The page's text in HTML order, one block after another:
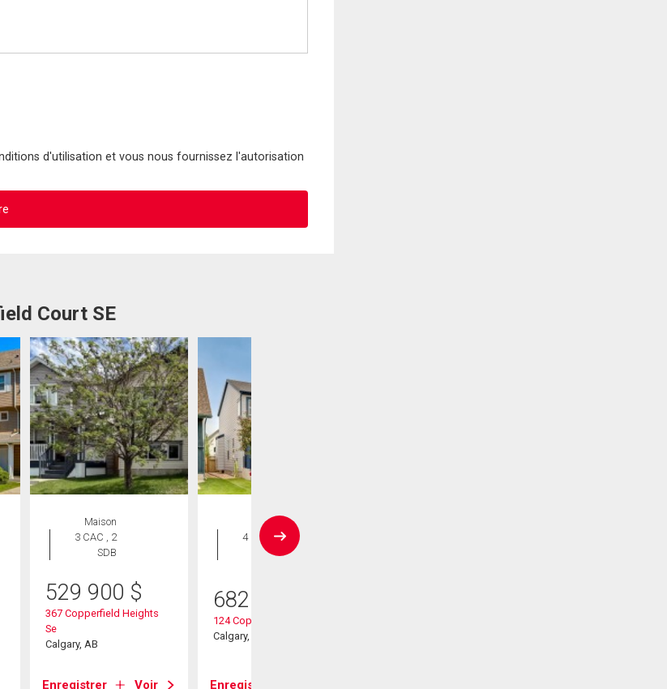
d'utilisation et vous nous fournissez l'autorisation
Court SE
Maison
3 CAC , 2
SDB
529 900 $
367 Copperfield Heights
Se
Calgary, AB
Enregistrer Voir
Maison
4 CAC , 4
SDB
682 500
124 Copperfield Green Se
Calgary, AB
Enregistrer